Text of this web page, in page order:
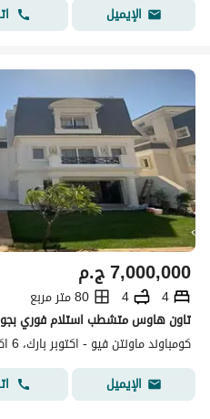
الإيميل
ج.م7,000,000
4
4
80 متر مربع
تاون هاوس متشطب استلام فوري
كومباوند ماونتن فيو - اكتوبر بارك، 6 اكتوبر، الجيزة
الإيميل